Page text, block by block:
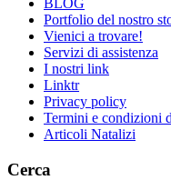
BLOG
Portfolio del nostro
Vienici a trovare!
Servizi di assistenza
I nostri link
Linktr
Privacy policy
Termini e condizioni
Articoli Natalizi
Cerca